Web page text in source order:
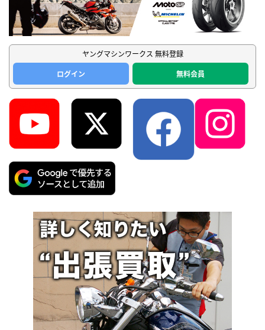
ヤングマシンワークス 無料登録
ログイン
無料会員